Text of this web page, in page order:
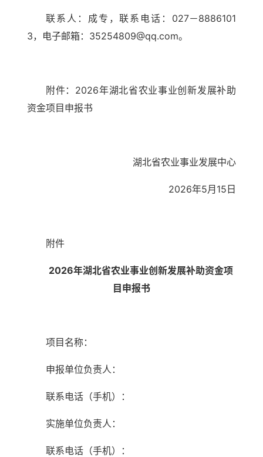
联系人：成专，联系电话：027－8886101
3，电子邮箱：35254809@qq.com。
附件：2026年湖北省农业事业创新发展补助
资金项目申报书
湖北省农业事业发展中心
2026年5月15日
附件
2026年湖北省农业事业创新发展补助资金项
目申报书
项目名称：
申报单位负责人：
联系电话（手机）：
实施单位负责人：
联系电话（手机）：